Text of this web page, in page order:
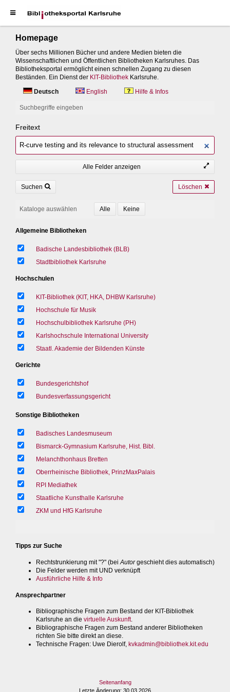
Homepage
Über sechs Millionen Bücher und andere Medien bieten die
Wissenschaftlichen und Öffentlichen Bibliotheken Karlsruhes. Das
Bibliotheksportal ermöglicht einen schnellen Zugang zu diesen
Beständen. Ein Dienst der KIT-Bibliothek Karlsruhe.
Deutsch
English Hilfe & Infos
Suchbegriffe eingeben
Freitext
Alle Felder anzeigen
Suchen Löschen
Kataloge auswählen
Allgemeine Bibliotheken
Badische Landesbibliothek (BLB)
Stadtbibliothek Karlsruhe
Hochschulen
KIT-Bibliothek (KIT, HKA, DHBW Karlsruhe)
Hochschule für Musik
Hochschulbibliothek Karlsruhe (PH)
Karlshochschule International University
Staatl. Akademie der Bildenden Künste
Gerichte
Bundesgerichtshof
Bundesverfassungsgericht
Sonstige Bibliotheken
Badisches Landesmuseum
Bismarck-Gymnasium Karlsruhe, Hist. Bibl.
Melanchthonhaus Bretten
Oberrheinische Bibliothek, PrinzMaxPalais
RPI Mediathek
Staatliche Kunsthalle Karlsruhe
ZKM und HfG Karlsruhe
Tipps zur Suche
Rechtstrunkierung mit "?" (bei Autorgeschieht dies automatisch)
Die Felder werden mit UND verknüpft
Ausführliche Hilfe & Info
Ansprechpartner
Bibliographische Fragen zum Bestand der KIT-Bibliothek
Karlsruhe an die virtuelle Auskunft.
Bibliographische Fragen zum Bestand anderer Bibliotheken
richten Sie bitte direkt an diese.
Technische Fragen: Uwe Dierolf, kvkadmin@bibliothek.kit.edu
Seitenanfang
Letzte Änderung: 30.03.2026